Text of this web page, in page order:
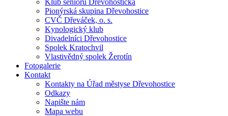
Klub seniorů Dřevohosticka
Pionýrská skupina Dřevohostice
CVČ Dřeváček, o. s.
Kynologický klub
Divadelníci Dřevohostice
Spolek Kratochvil
Vlastivědný spolek Žerotín
Fotogalerie
Kontakt
Kontakty na Úřad městyse Dřevohostice
Odkazy
Napište nám
Mapa webu